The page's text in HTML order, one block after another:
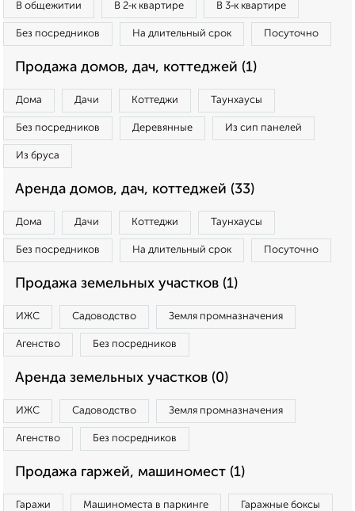
В общежитии В 2‑к квартире В 3‑к квартире
Без посредников На длительный срок Посуточно
Продажа домов, дач, коттеджей (1)
Дома Дачи Коттеджи Таунхаусы
Без посредников Деревянные Из сип панелей
Из бруса
Аренда домов, дач, коттеджей (33)
Дома Дачи Коттеджи Таунхаусы
Без посредников На длительный срок Посуточно
Продажа земельных участков (1)
ИЖС Садоводство Земля промназначения
Агенство Без посредников
Аренда земельных участков (0)
ИЖС Садоводство Земля промназначения
Агенство Без посредников
Продажа гаржей, машиномест (1)
Гаражи Машиноместа в паркинге Гаражные боксы